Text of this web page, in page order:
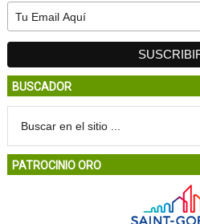
BUSCADOR
PATROCINIO ORO